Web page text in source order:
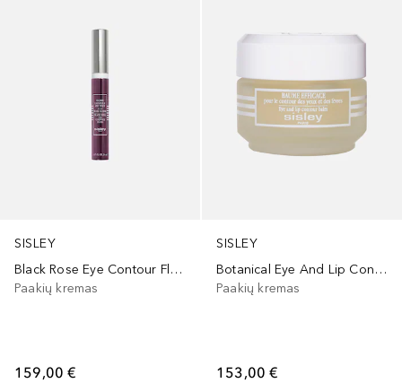
SISLEY
Black Rose Eye Contour Fluid
Paakių kremas
159,00 €
SISLEY
Botanical Eye And Lip Contour Balm
Paakių kremas
153,00 €